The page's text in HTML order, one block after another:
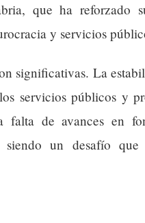
que ha reforzado
y servicios
significativas. La
servicios públicos y
falta de avances en
siendo un desafío